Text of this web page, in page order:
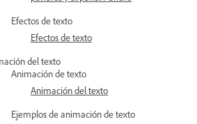
Efectos de texto
Efectos de texto
del texto
Animación de texto
Animación del texto
Ejemplos de animación de texto